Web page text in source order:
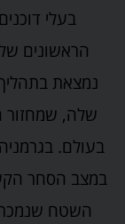
בעלי
הראשונים
נמצאת
שלה, שמחזור
בעולם.
במצב הסחר
השטח שנמכר